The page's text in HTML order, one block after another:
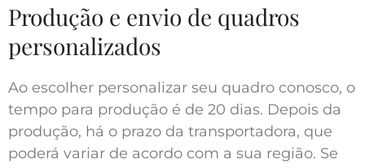
Produção e envio de quadros
personalizados
Ao escolher personalizar seu quadro conosco, o
tempo para produção é de 20 dias. Depois da
produção, há o prazo da transportadora, que
poderá variar de acordo com a sua região. Se